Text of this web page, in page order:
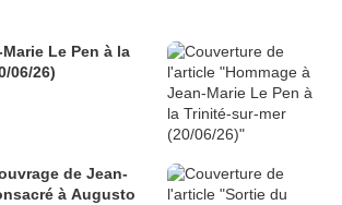
Le Pen à la
06/26)
de Jean-
à Augusto